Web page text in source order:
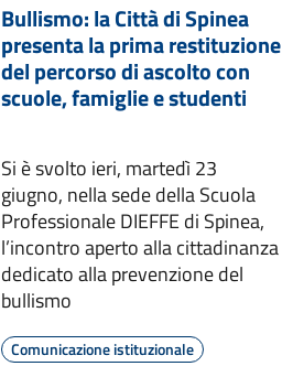
Bullismo: la Città di Spinea
presenta la prima restituzione
del percorso di ascolto con
scuole, famiglie e studenti
Si è svolto ieri, martedì 23
giugno, nella sede della Scuola
Professionale DIEFFE di Spinea,
l’incontro aperto alla cittadinanza
dedicato alla prevenzione del
bullismo
Comunicazione istituzionale